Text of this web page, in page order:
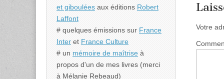
Votre
et giboulées aux éditions Robert
Laffont
# quelques émissions sur France
Inter et France Culture
# un mémoire de maîtrise à
propos d'un de mes livres (merci
à Mélanie Rebeaud)